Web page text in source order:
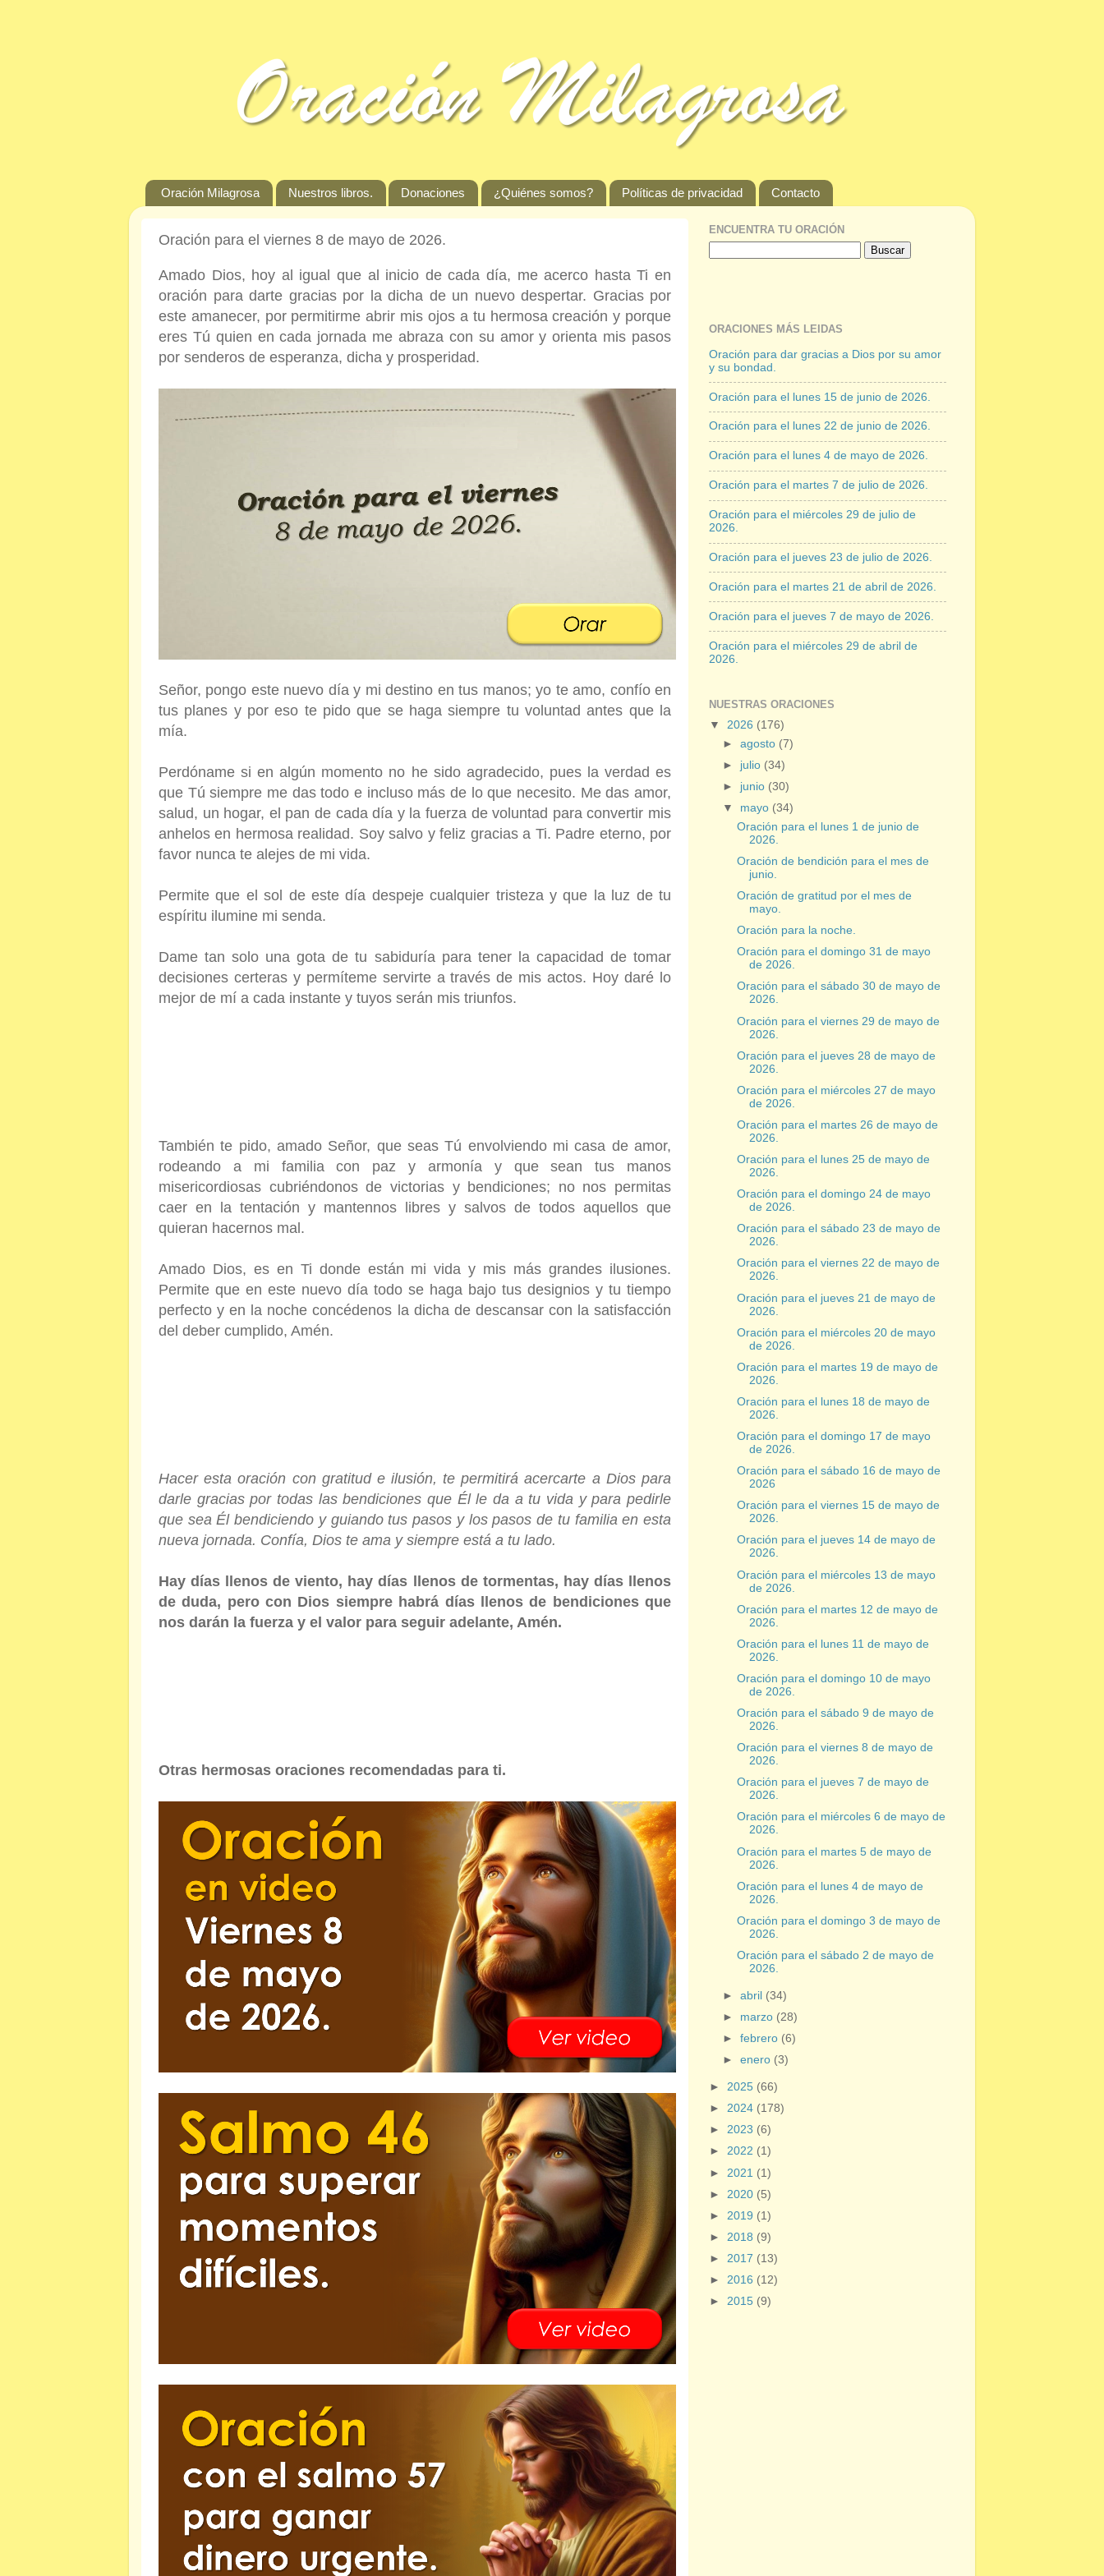
Oración Milagrosa Nuestros libros. Donaciones ¿Quiénes somos? Políticas de privacidad Contacto
Oración para el viernes 8 de mayo de 2026.
Amado Dios, hoy al igual que al inicio de cada día, me acerco hasta Ti en
oración para darte gracias por la dicha de un nuevo despertar. Gracias por
este amanecer, por permitirme abrir mis ojos a tu hermosa creación y porque
eres Tú quien en cada jornada me abraza con su amor y orienta mis pasos
por senderos de esperanza, dicha y prosperidad.
Señor, pongo este nuevo día y mi destino en tus manos; yo te amo, confío en
tus planes y por eso te pido que se haga siempre tu voluntad antes que la
mía.
Perdóname si en algún momento no he sido agradecido, pues la verdad es
que Tú siempre me das todo e incluso más de lo que necesito. Me das amor,
salud, un hogar, el pan de cada día y la fuerza de voluntad para convertir mis
anhelos en hermosa realidad. Soy salvo y feliz gracias a Ti. Padre eterno, por
favor nunca te alejes de mi vida.
Permite que el sol de este día despeje cualquier tristeza y que la luz de tu
espíritu ilumine mi senda.
Dame tan solo una gota de tu sabiduría para tener la capacidad de tomar
decisiones certeras y permíteme servirte a través de mis actos. Hoy daré lo
mejor de mí a cada instante y tuyos serán mis triunfos.
También te pido, amado Señor, que seas Tú envolviendo mi casa de amor,
rodeando a mi familia con paz y armonía y que sean tus manos
misericordiosas cubriéndonos de victorias y bendiciones; no nos permitas
caer en la tentación y mantennos libres y salvos de todos aquellos que
quieran hacernos mal.
Amado Dios, es en Ti donde están mi vida y mis más grandes ilusiones.
Permite que en este nuevo día todo se haga bajo tus designios y tu tiempo
perfecto y en la noche concédenos la dicha de descansar con la satisfacción
del deber cumplido, Amén.
Hacer esta oración con gratitud e ilusión, te permitirá acercarte a Dios para
darle gracias por todas las bendiciones que Él le da a tu vida y para pedirle
que sea Él bendiciendo y guiando tus pasos y los pasos de tu familia en esta
nueva jornada. Confía, Dios te ama y siempre está a tu lado.
Hay días llenos de viento, hay días llenos de tormentas, hay días llenos
de duda, pero con Dios siempre habrá días llenos de bendiciones que
nos darán la fuerza y el valor para seguir adelante, Amén.
Otras hermosas oraciones recomendadas para ti.
ENCUENTRA TU ORACIÓN
ORACIONES MÁS LEIDAS
Oración para dar gracias a Dios por su amor
y su bondad.
Oración para el lunes 15 de junio de 2026.
Oración para el lunes 22 de junio de 2026.
Oración para el lunes 4 de mayo de 2026.
Oración para el martes 7 de julio de 2026.
Oración para el miércoles 29 de julio de
2026.
Oración para el jueves 23 de julio de 2026.
Oración para el martes 21 de abril de 2026.
Oración para el jueves 7 de mayo de 2026.
Oración para el miércoles 29 de abril de
2026.
NUESTRAS ORACIONES
▼ 2026 (176)
►agosto (7)
► julio (34)
► junio (30)
▼ mayo (34)
Oración para el lunes 1 de junio de
2026.
Oración de bendición para el mes de
junio.
Oración de gratitud por el mes de
mayo.
Oración para la noche.
Oración para el domingo 31 de mayo
de 2026.
Oración para el sábado 30 de mayo de
2026.
Oración para el viernes 29 de mayo de
2026.
Oración para el jueves 28 de mayo de
2026.
Oración para el miércoles 27 de mayo
de 2026.
Oración para el martes 26 de mayo de
2026.
Oración para el lunes 25 de mayo de
2026.
Oración para el domingo 24 de mayo
de 2026.
Oración para el sábado 23 de mayo de
2026.
Oración para el viernes 22 de mayo de
2026.
Oración para el jueves 21 de mayo de
2026.
Oración para el miércoles 20 de mayo
de 2026.
Oración para el martes 19 de mayo de
2026.
Oración para el lunes 18 de mayo de
2026.
Oración para el domingo 17 de mayo
de 2026.
Oración para el sábado 16 de mayo de
2026
Oración para el viernes 15 de mayo de
2026.
Oración para el jueves 14 de mayo de
2026.
Oración para el miércoles 13 de mayo
de 2026.
Oración para el martes 12 de mayo de
2026.
Oración para el lunes 11 de mayo de
2026.
Oración para el domingo 10 de mayo
de 2026.
Oración para el sábado 9 de mayo de
2026.
Oración para el viernes 8 de mayo de
2026.
Oración para el jueves 7 de mayo de
2026.
Oración para el miércoles 6 de mayo de
2026.
Oración para el martes 5 de mayo de
2026.
Oración para el lunes 4 de mayo de
2026.
Oración para el domingo 3 de mayo de
2026.
Oración para el sábado 2 de mayo de
2026.
►abril (34)
► marzo (28)
►febrero (6)
►enero (3)
► 2025 (66)
► 2024 (178)
► 2023 (6)
► 2022 (1)
► 2021 (1)
► 2020 (5)
► 2019 (1)
► 2018 (9)
► 2017 (13)
► 2016 (12)
► 2015 (9)